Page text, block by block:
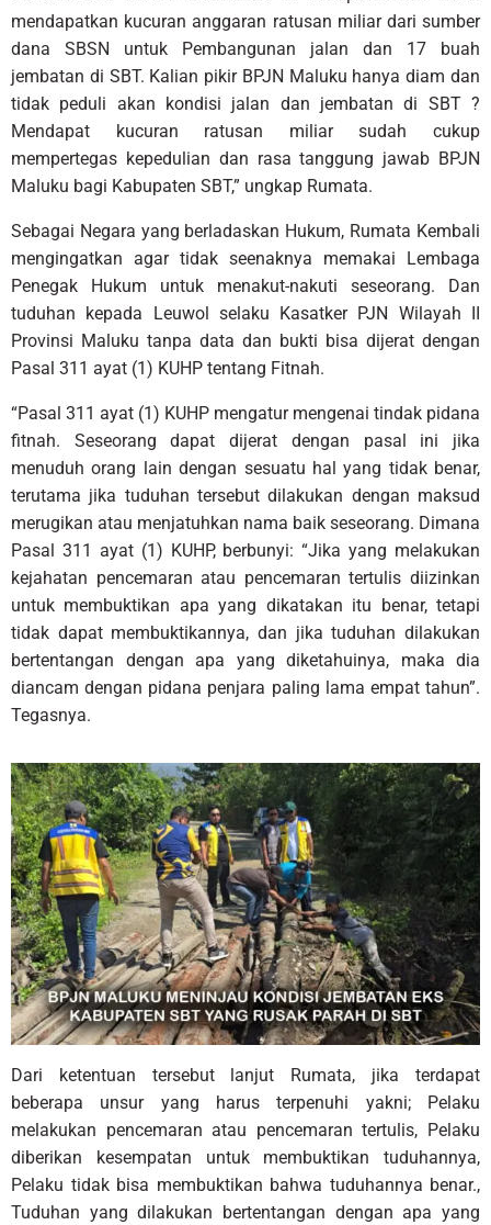
mendapatkan kucuran anggaran ratusan miliar dari sumber
dana SBSN untuk Pembangunan jalan dan 17 buah
jembatan di SBT. Kalian pikir BPJN Maluku hanya diam dan
tidak peduli akan kondisi jalan dan jembatan di SBT ?
Mendapat kucuran ratusan miliar sudah cukup
mempertegas kepedulian dan rasa tanggung jawab BPJN
Maluku bagi Kabupaten SBT,” ungkap Rumata.
Sebagai Negara yang berladaskan Hukum, Rumata Kembali
mengingatkan agar tidak seenaknya memakai Lembaga
Penegak Hukum untuk menakut-nakuti seseorang. Dan
tuduhan kepada Leuwol selaku Kasatker PJN Wilayah II
Provinsi Maluku tanpa data dan bukti bisa dijerat dengan
Pasal 311 ayat (1) KUHP tentang Fitnah.
“Pasal 311 ayat (1) KUHP mengatur mengenai tindak pidana
fitnah. Seseorang dapat dijerat dengan pasal ini jika
menuduh orang lain dengan sesuatu hal yang tidak benar,
terutama jika tuduhan tersebut dilakukan dengan maksud
merugikan atau menjatuhkan nama baik seseorang. Dimana
Pasal 311 ayat (1) KUHP, berbunyi: “Jika yang melakukan
kejahatan pencemaran atau pencemaran tertulis diizinkan
untuk membuktikan apa yang dikatakan itu benar, tetapi
tidak dapat membuktikannya, dan jika tuduhan dilakukan
bertentangan dengan apa yang diketahuinya, maka dia
diancam dengan pidana penjara paling lama empat tahun”.
Tegasnya.
Dari ketentuan tersebut lanjut Rumata, jika terdapat
beberapa unsur yang harus terpenuhi yakni; Pelaku
melakukan pencemaran atau pencemaran tertulis, Pelaku
diberikan kesempatan untuk membuktikan tuduhannya,
Pelaku tidak bisa membuktikan bahwa tuduhannya benar.,
Tuduhan yang dilakukan bertentangan dengan apa yang